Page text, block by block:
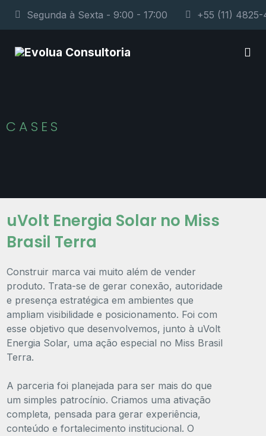
Segunda à Sexta - 9:00 - 17:00 +55 (11)
CASES
uVolt Energia Solar no Miss
Brasil Terra
Construir marca vai muito além de vender
produto. Trata-se de gerar conexão, autoridade
e presença estratégica em ambientes que
ampliam visibilidade e posicionamento. Foi com
esse objetivo que desenvolvemos, junto à uVolt
Energia Solar, uma ação especial no Miss Brasil
Terra.
A parceria foi planejada para ser mais do que
um simples patrocínio. Criamos uma ativação
completa, pensada para gerar experiência,
conteúdo e fortalecimento institucional. O